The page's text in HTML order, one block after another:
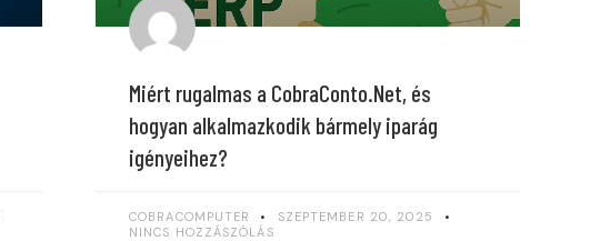
Miért rugalmas a CobraConto.Net, és
hogyan alkalmazkodik bármely iparág
igényeihez?
COBRACOMPUTER
SZEPTEMBER 20, 2025
NINCS HOZZÁSZÓLÁS